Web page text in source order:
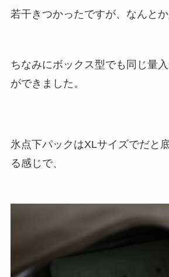
若干きつかったですが、なんとか
ちなみにボックス型でも同じ量
ができました。
氷点下パックはXLサイズでだと
る感じで、